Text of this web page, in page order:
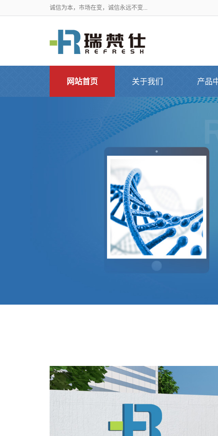
诚信为本，市场在变，诚信永远不变...
网站首页 关于我们 产品